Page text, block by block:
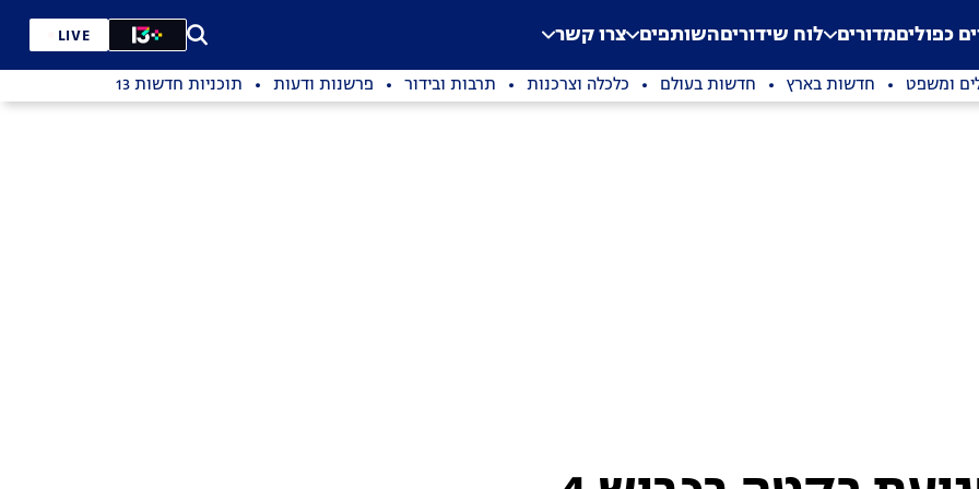
Application error: a
. כפוליםמדורים לוח שידוריםהשותפים צרו קשר LIVE
ומשפט חדשות בארץ חדשות בעולם כלכלה וצרכנות תרבות ובידור פרשנות ודעות תוכניות חדשות 13